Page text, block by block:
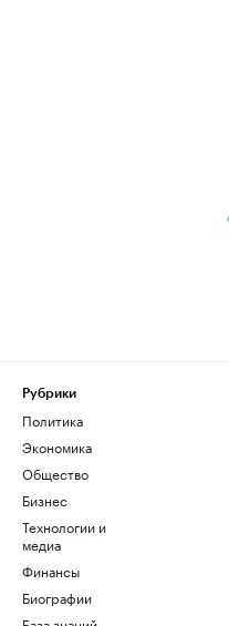
Рубрики
Политика
Экономика
Общество
Бизнес
Технологии и
медиа
Финансы
Биографии